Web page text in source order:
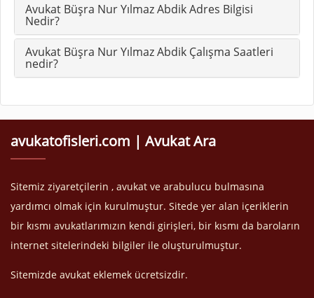
Avukat Büşra Nur Yılmaz Abdik Adres Bilgisi
Nedir?
Avukat Büşra Nur Yılmaz Abdik Çalışma Saatleri
nedir?
avukatofisleri.com | Avukat Ara
Sitemiz ziyaretçilerin , avukat ve arabulucu bulmasına
yardımcı olmak için kurulmuştur. Sitede yer alan içeriklerin
bir kısmı avukatlarımızın kendi girişleri, bir kısmı da baroların
internet sitelerindeki bilgiler ile oluşturulmuştur.
Sitemizde avukat eklemek ücretsizdir.